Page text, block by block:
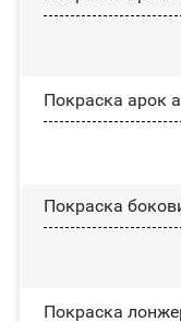
Покраска арок
Покраска
Покраска